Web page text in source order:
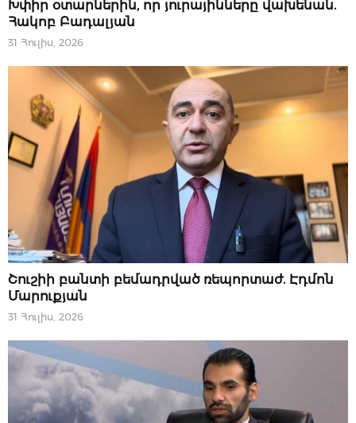
Խփիր օտարներին, որ յուրայինները վախենան.
Հակոբ Բադալյան
31 Հուլիս, 2026
ՆՈՐՈՒԹՅՈՒՆՆԵՐ
Շուշիի բանտի բեմադրված ռեպորտաժ. Էդմոն
Մարուքյան
31 Հուլիս, 2026